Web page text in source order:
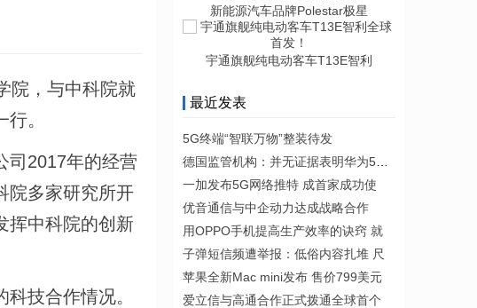
院，与中科院就
。
司2017年的经营
院多家研究所开
挥中科院的创新
技合作情况。
新能源汽车品牌Polestar极星
宇通旗舰纯电动客车T13E智利
最近发表
5G终端“智联万物”整装待发
一加发布5G网络推特 成首家成功使
优音通信与中企动力达成战略合作
用OPPO手机提高生产效率的诀窍 就
子弹短信频遭举报：低俗内容扎堆 尺
苹果全新Mac mini发布 售价799美元
爱立信与高通合作正式拨通全球首个